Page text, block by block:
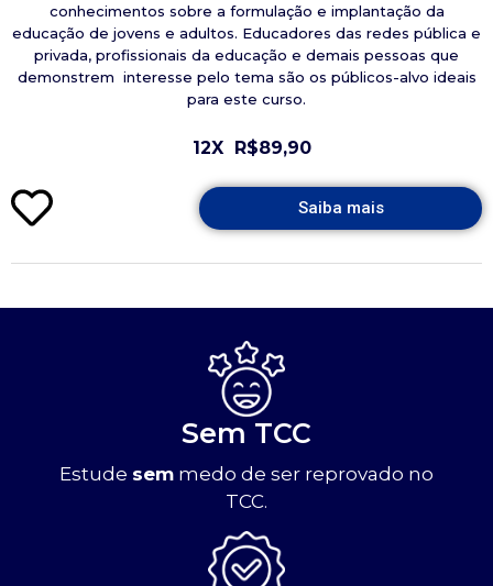
conhecimentos sobre a formulação e implantação da
educação de jovens e adultos. Educadores das redes pública e
privada, profissionais da educação e demais pessoas que
demonstrem interesse pelo tema são os públicos-alvo ideais
para este curso.
12X R$89,90
Saiba mais
Sem TCC
Estude sem medo de ser reprovado no
TCC.